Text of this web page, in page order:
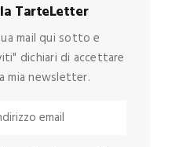
TarteLetter
mail qui sotto e
dichiari di accettare
mia newsletter.